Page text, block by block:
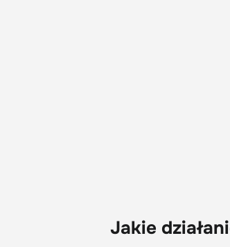
Jakie